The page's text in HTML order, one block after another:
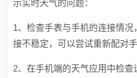
示实时天气的问题：
1、检查手表与手机的连接情
接不稳定，可以尝试重新配对手
2、在手机端的天气应用中检